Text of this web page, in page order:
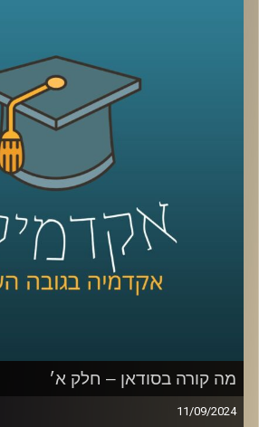
הבכירים יוביל אותה בדרכה החדשה,
שקורעים את המדינה המשוסעת מבפנים
אז למה כולם לאחרונה מדברים על סודאן
כדי לשפוך אור על המצב בסודאן הצטרף
בית ספר לאודר לממשל, דיפלומטיה
לשעבר שגריר ישראל הראשון לדרום
קרדיט תמונות:AudioVersity
מה קורה בסודאן – חלק א׳
11/09/2024